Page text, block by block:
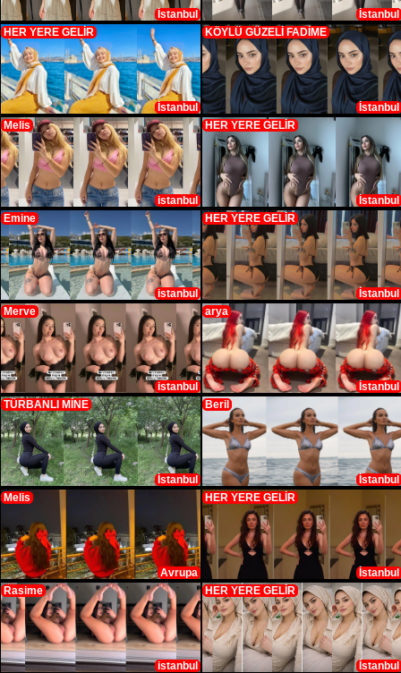
İstanbul
İstanbul
HER YERE GELİR
İstanbul
KÖYLÜ GÜZELİ FADİME
İstanbul
Melis
istanbul
HER YERE GELİR
İstanbul
Emine
istanbul
HER YERE GELİR
İstanbul
Merve
istanbul
arya
İstanbul
TÜRBANLI MİNE
İstanbul
Beril
İstanbul
Melis
Avrupa
HER YERE GELİR
İstanbul
Rasime
istanbul
HER YERE GELİR
İstanbul